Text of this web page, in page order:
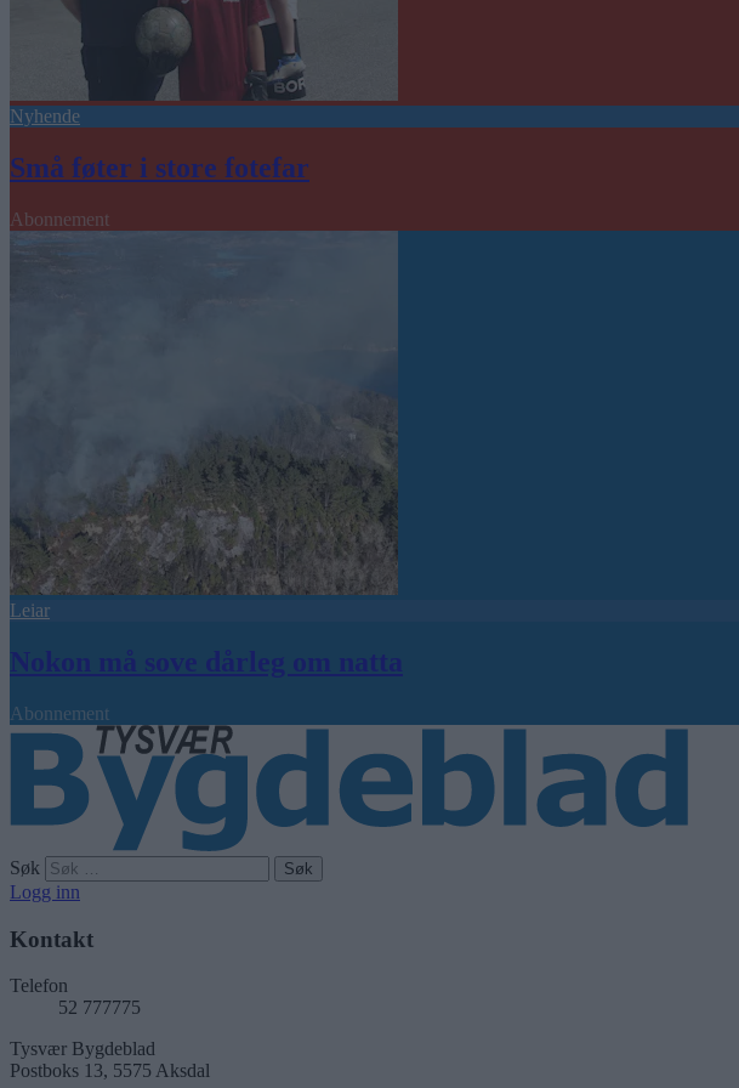
Nyhende
Små føter i store fotefar
Abonnement
Leiar
Nokon må sove dårleg om natta
Abonnement
Søk
Logg inn
Kontakt
Telefon
52 777775
Tysvær Bygdeblad
Postboks 13, 5575 Aksdal